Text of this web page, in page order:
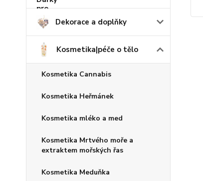
Dekorace a doplňky
Kosmetika|péče o tělo
Kosmetika Cannabis
Kosmetika Heřmánek
Kosmetika mléko a med
Kosmetika Mrtvého moře a
extraktem mořských řas
Kosmetika Meduňka